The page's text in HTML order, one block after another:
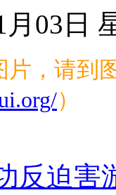
月03日
片，请到
）
反迫